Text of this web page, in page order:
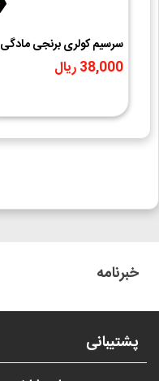
سرسیم کولری برنجی مادگی
سایز 6.3
38,000 ریال
خبرنامه
پشتیبانی